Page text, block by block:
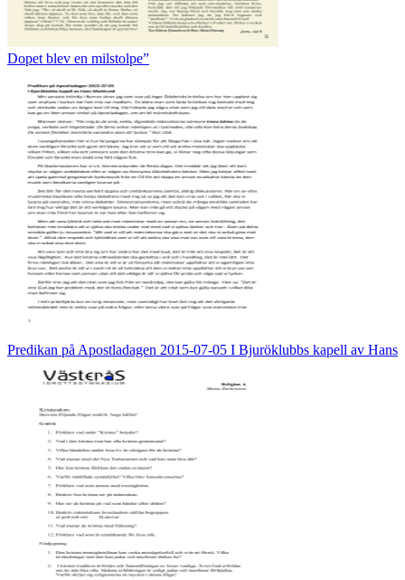
Dopet blev en milstolpe”
Predikan på Apostladagen 2015-07-05 I Bjuröklubbs kapell av Hans